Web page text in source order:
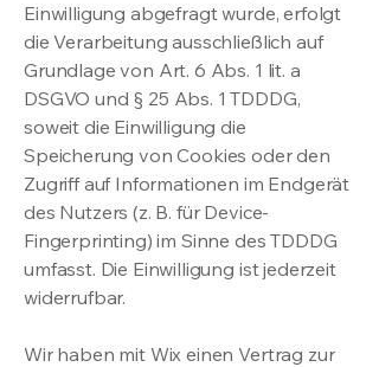
Einwilligung abgefragt wurde, erfolgt
die Verarbeitung ausschließlich auf
Grundlage von Art. 6 Abs. 1 lit. a
DSGVO und § 25 Abs. 1 TDDDG,
soweit die Einwilligung die
Speicherung von Cookies oder den
Zugriff auf Informationen im Endgerät
des Nutzers (z. B. für Device-
Fingerprinting) im Sinne des TDDDG
umfasst. Die Einwilligung ist jederzeit
widerrufbar.
Wir haben mit Wix einen Vertrag zur